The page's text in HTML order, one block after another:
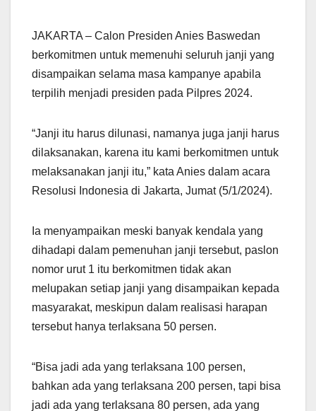
JAKARTA – Calon Presiden Anies Baswedan
berkomitmen untuk memenuhi seluruh janji yang
disampaikan selama masa kampanye apabila
terpilih menjadi presiden pada Pilpres 2024.
“Janji itu harus dilunasi, namanya juga janji harus
dilaksanakan, karena itu kami berkomitmen untuk
melaksanakan janji itu,” kata Anies dalam acara
Resolusi Indonesia di Jakarta, Jumat (5/1/2024).
Ia menyampaikan meski banyak kendala yang
dihadapi dalam pemenuhan janji tersebut, paslon
nomor urut 1 itu berkomitmen tidak akan
melupakan setiap janji yang disampaikan kepada
masyarakat, meskipun dalam realisasi harapan
tersebut hanya terlaksana 50 persen.
“Bisa jadi ada yang terlaksana 100 persen,
bahkan ada yang terlaksana 200 persen, tapi bisa
jadi ada yang terlaksana 80 persen, ada yang